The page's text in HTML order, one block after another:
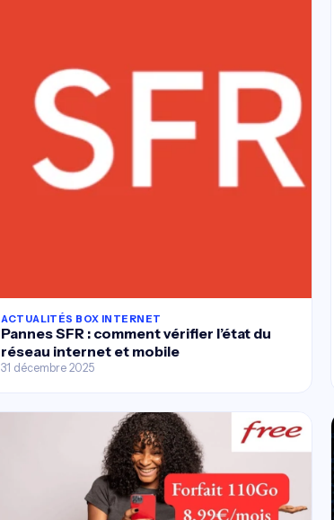
ACTUALITÉS BOX INTERNET
Pannes SFR : comment vérifier l’état du
réseau internet et mobile
31 décembre 2025